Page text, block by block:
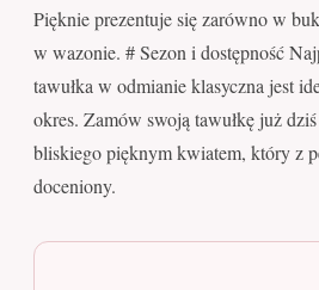
Pięknie prezentuje się zarówno w
w wazonie. # Sezon i dostępność
tawułka w odmianie klasyczna jest
okres. Zamów swoją tawułkę już
bliskiego pięknym kwiatem, który z
doceniony.